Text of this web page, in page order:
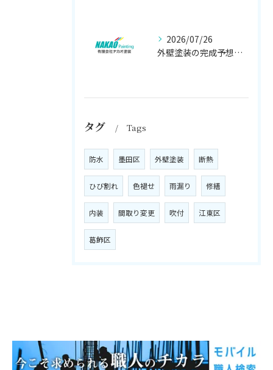
2026/07/26
外壁塗装の完成予想図を活用して理想の仕上がりを実現するためのシミュレーション徹底解説
タグ Tags
防水 墨田区 外壁塗装 断熱
ひび割れ 色褪せ 雨漏り 修繕
内装 間取り変更 吹付 江東区
葛飾区